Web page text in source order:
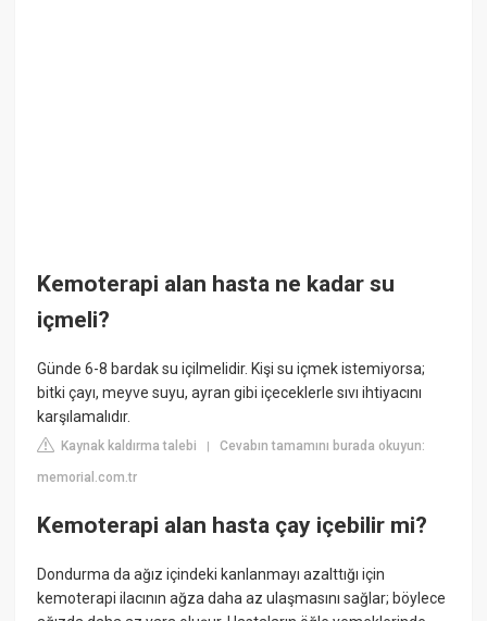
Kemoterapi alan hasta ne kadar su
içmeli?
Günde 6-8 bardak su içilmelidir. Kişi su içmek istemiyorsa;
bitki çayı, meyve suyu, ayran gibi içeceklerle sıvı ihtiyacını
karşılamalıdır.
Kaynak kaldırma talebi |Cevabın tamamını burada okuyun:
memorial.com.tr
Kemoterapi alan hasta çay içebilir mi?
Dondurma da ağız içindeki kanlanmayı azalttığı için
kemoterapi ilacının ağza daha az ulaşmasını sağlar; böylece